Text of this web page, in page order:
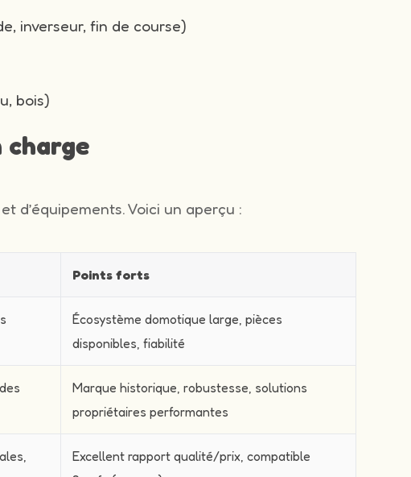
inverseur, fin de course)
bois)
charge
d’équipements. Voici un aperçu :
Points forts
Écosystème domotique large, pièces
disponibles, fiabilité
Marque historique, robustesse, solutions
propriétaires performantes
Excellent rapport qualité/prix, compatible